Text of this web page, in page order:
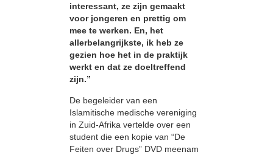
interessant, ze zijn gemaakt
voor jongeren en prettig om
mee te werken. En, het
allerbelangrijkste, ik heb ze
gezien hoe het in de praktijk
werkt en dat ze doeltreffend
zijn.”
De begeleider van een
Islamitische medische vereniging
in Zuid-Afrika vertelde over een
student die een kopie van “De
Feiten over Drugs” DVD meenam